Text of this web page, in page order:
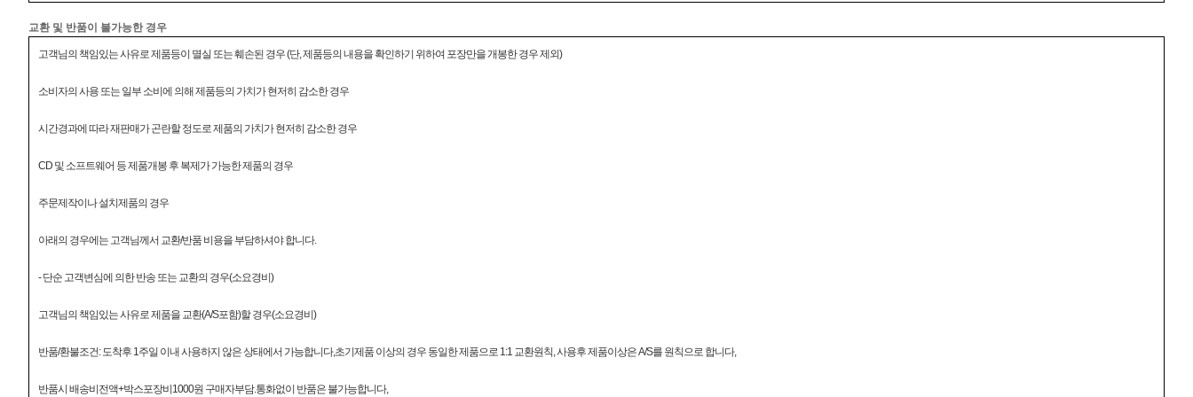
교환 및 반품이 불가능한 경우
고객님의 책임있는 사유로 제품등이 멸실 또는 훼손된 경우 (단, 제품등의 내용을 확인하기 위하여 포장만을 개봉한 경우 제외)
소비자의 사용 또는 일부 소비에 의해 제품등의 가치가 현저히 감소한 경우
시간경과에 따라 재판매가 곤란할 정도로 제품의 가치가 현저히 감소한 경우
CD 및 소프트웨어 등 제품개봉 후 복제가 가능한 제품의 경우
주문제작이나 설치제품의 경우
아래의 경우에는 고객님께서 교환/반품 비용을 부담하셔야 합니다.
- 단순 고객변심에 의한 반송 또는 교환의 경우(소요경비)
고객님의 책임있는 사유로 제품을 교환(A/S포함)할 경우(소요경비)
반품/환불조건: 도착후 1주일 이내 사용하지 않은 상태에서 가능합니다,초기제품 이상의 경우 동일한 제품으로 1:1 교환원칙, 사용후 제품이상은 A/S를 원칙으로 합니다,
반품시 배송비전액+박스포장비1000원 구매자부담.통화없이 반품은 불가능합니다,